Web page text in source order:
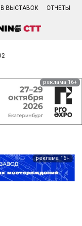
ВЫСТАВОК ОТЧЕТЫ
реклама 16+
реклама 16+